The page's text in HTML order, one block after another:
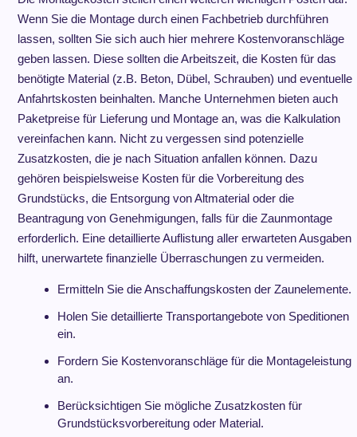
Wenn Sie die Montage durch einen Fachbetrieb durchführen
lassen, sollten Sie sich auch hier mehrere Kostenvoranschläge
geben lassen. Diese sollten die Arbeitszeit, die Kosten für das
benötigte Material (z.B. Beton, Dübel, Schrauben) und eventuelle
Anfahrtskosten beinhalten. Manche Unternehmen bieten auch
Paketpreise für Lieferung und Montage an, was die Kalkulation
vereinfachen kann. Nicht zu vergessen sind potenzielle
Zusatzkosten, die je nach Situation anfallen können. Dazu
gehören beispielsweise Kosten für die Vorbereitung des
Grundstücks, die Entsorgung von Altmaterial oder die
Beantragung von Genehmigungen, falls für die Zaunmontage
erforderlich. Eine detaillierte Auflistung aller erwarteten Ausgaben
hilft, unerwartete finanzielle Überraschungen zu vermeiden.
Ermitteln Sie die Anschaffungskosten der Zaunelemente.
Holen Sie detaillierte Transportangebote von Speditionen
ein.
Fordern Sie Kostenvoranschläge für die Montageleistung
an.
Berücksichtigen Sie mögliche Zusatzkosten für
Grundstücksvorbereitung oder Material.